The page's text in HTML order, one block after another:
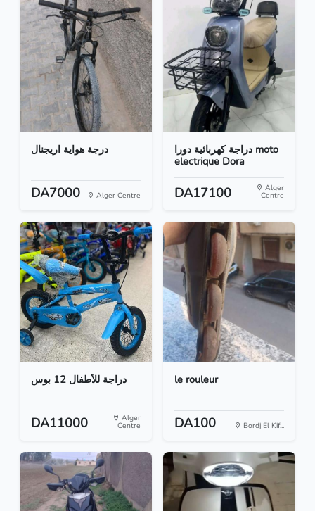
درجة هواية اريجنال
DA7000 Alger Centre
دراجة كهربائية دورا moto
electrique Dora
DA17100 Alger
Centre
دراجة للأطفال 12 بوس
DA11000 Alger
Centre
le rouleur
DA100 Bordj El Kif...